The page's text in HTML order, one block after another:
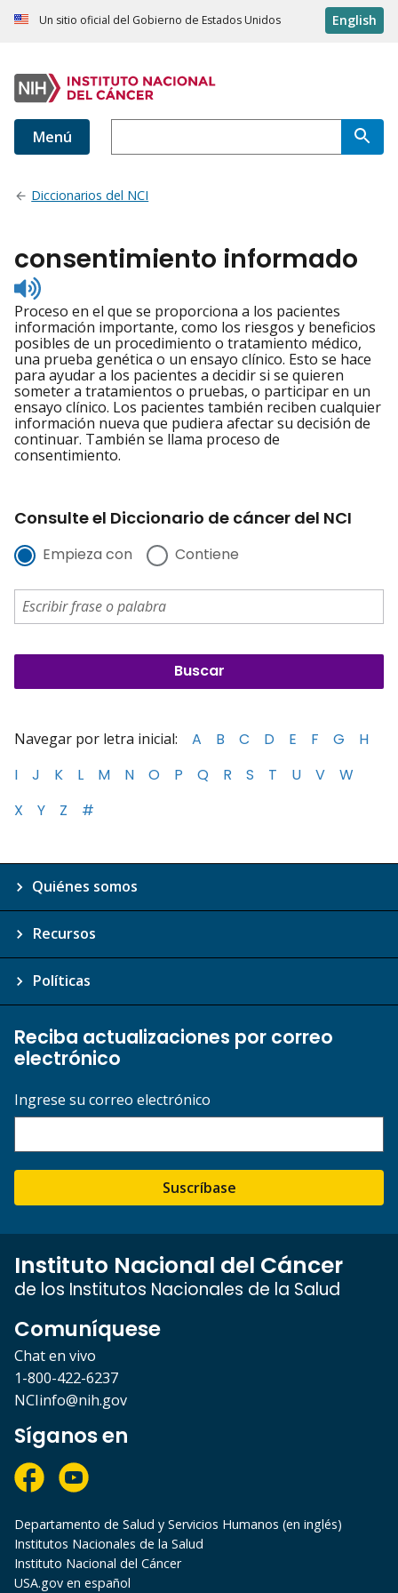
Un sitio oficial del Gobierno de Estados Unidos English
Menú
Diccionarios del NCI
consentimiento informado
Listen
to
pronunciation
Proceso en el que se proporciona a los pacientes
información importante, como los riesgos y beneficios
posibles de un procedimiento o tratamiento médico,
una prueba genética o un ensayo clínico. Esto se hace
para ayudar a los pacientes a decidir si se quieren
someter a tratamientos o pruebas, o participar en un
ensayo clínico. Los pacientes también reciben cualquier
información nueva que pudiera afectar su decisión de
continuar. También se llama proceso de
consentimiento.
Consulte el Diccionario de cáncer del NCI
Empieza con Contiene
Navegar por letra inicial: A B C D E F G
H
I
J K L M N O P Q R S T U V
W
X
Y Z #
Quiénes somos
Recursos
Políticas
Reciba actualizaciones por correo
electrónico
Ingrese su correo electrónico
Suscríbase
Instituto Nacional del Cáncer
de los Institutos Nacionales de la Salud
Comuníquese
Chat en vivo
1-800-422-6237
NCIinfo@nih.gov
Síganos en
Departamento de Salud y Servicios Humanos (en inglés)
Institutos Nacionales de la Salud
Instituto Nacional del Cáncer
USA.gov en español